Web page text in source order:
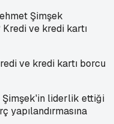
Şimşek
ve kredi kartı borcu
Şimşek'in liderlik ettiği
yapılandırmasına